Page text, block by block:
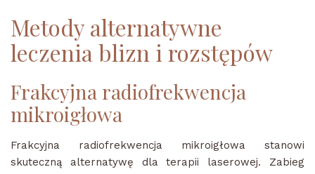
Metody alternatywne
leczenia blizn i rozstępów
Frakcyjna radiofrekwencja
mikroigłowa
Frakcyjna radiofrekwencja mikroigłowa stanowi
skuteczną alternatywę dla terapii laserowej. Zabieg